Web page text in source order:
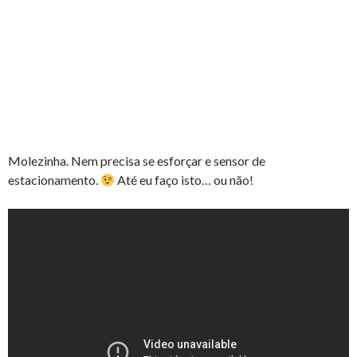
Molezinha. Nem precisa se esforçar e sensor de
estacionamento.
Até eu faço isto… ou não!